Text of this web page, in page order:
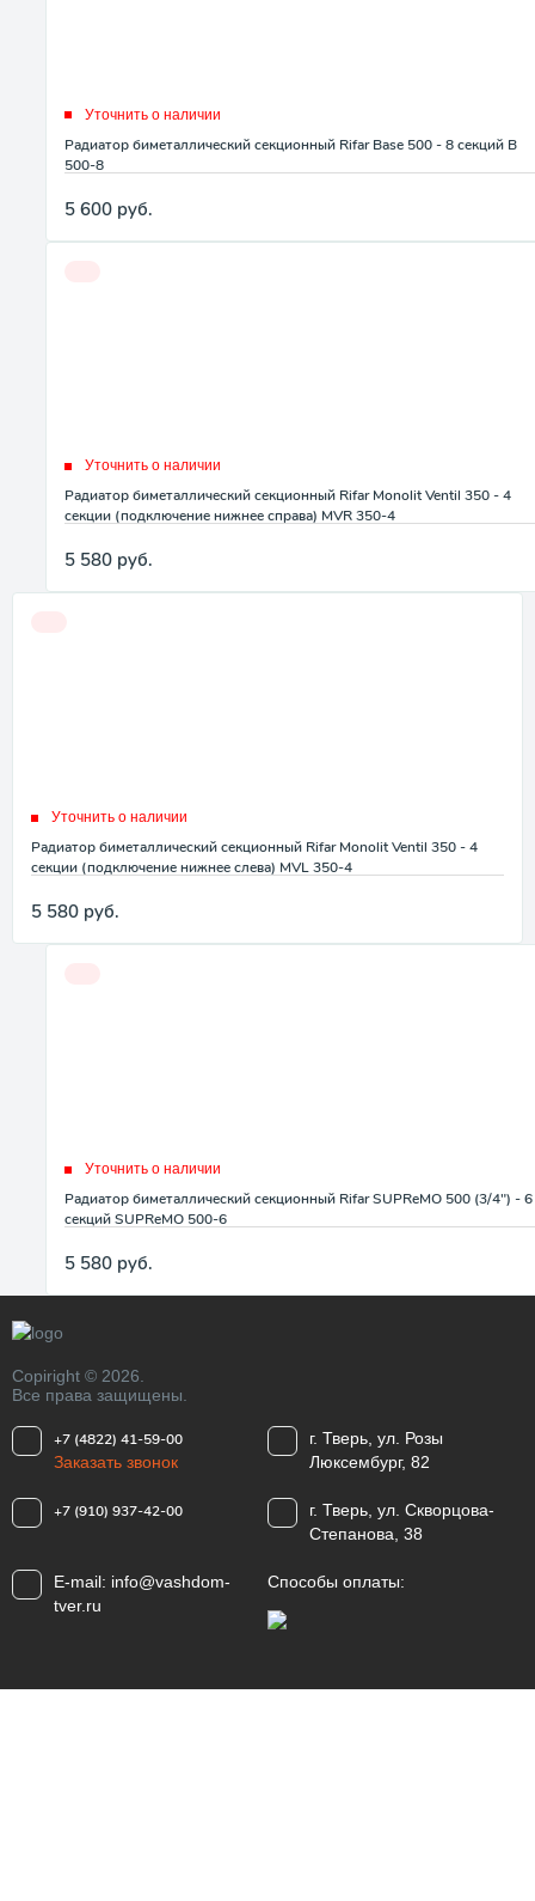
Уточнить о наличии
Радиатор биметаллический секционный Rifar Base 500 - 8 секций B
500-8
5 600 руб.
Уточнить о наличии
Радиатор биметаллический секционный Rifar Monolit Ventil 350 - 4
секции (подключение нижнее справа) MVR 350-4
5 580 руб.
Уточнить о наличии
Радиатор биметаллический секционный Rifar Monolit Ventil 350 - 4
секции (подключение нижнее слева) MVL 350-4
5 580 руб.
Уточнить о наличии
Радиатор биметаллический секционный Rifar SUPReMO 500 (3/4") - 6
секций SUPReMO 500-6
5 580 руб.
Copiright © 2026.
Все права защищены.
+7 (4822) 41-59-00
Заказать звонок
г. Тверь, ул. Розы
Люксембург, 82
+7 (910) 937-42-00
г. Тверь, ул. Скворцова-
Степанова, 38
E-mail: info@vashdom-
tver.ru
Способы оплаты: